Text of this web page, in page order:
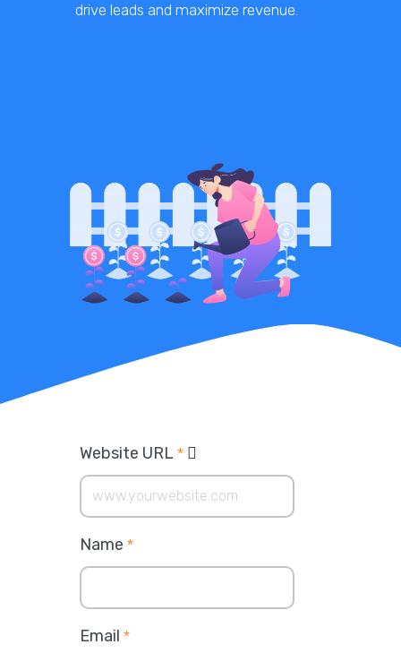
drive leads and maximize revenue.
Website URL *
Name *
Email *